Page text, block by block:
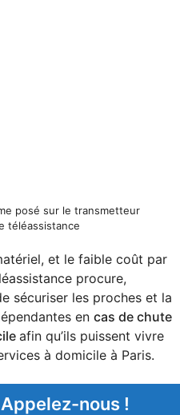
posé sur le transmetteur
téléassistance
et le faible coût par
procure,
sécuriser les proches et la
en cas de chute
afin qu’ils puissent vivre
à domicile à Paris.
nous !